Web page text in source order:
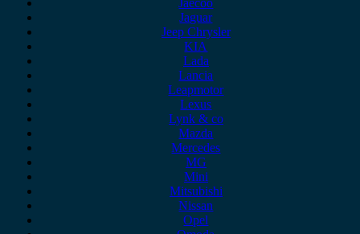
Jaecoo
Jaguar
Jeep Chrysler
KIA
Lada
Lancia
Leapmotor
Lexus
Lynk & co
Mazda
Mercedes
MG
Mini
Mitsubishi
Nissan
Opel